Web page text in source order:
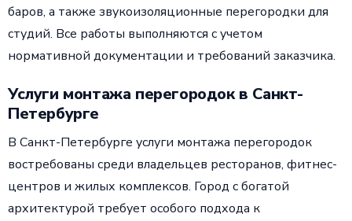
баров, а также звукоизоляционные перегородки для
студий. Все работы выполняются с учетом
нормативной документации и требований заказчика.
Услуги монтажа перегородок в Санкт-
Петербурге
В Санкт-Петербурге услуги монтажа перегородок
востребованы среди владельцев ресторанов, фитнес-
центров и жилых комплексов. Город с богатой
архитектурой требует особого подхода к